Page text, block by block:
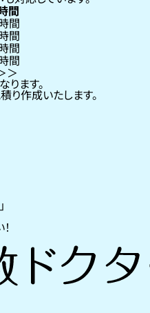
間
間
間
間
間
ます。
り作成いたします。